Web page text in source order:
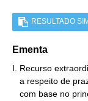
RESULTADO
Ementa
I. Recurso